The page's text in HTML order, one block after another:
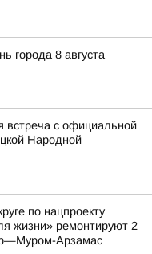
города 8 августа
встреча с официальной
Народной
по нацпроекту
жизни» ремонтируют 2
Арзамас